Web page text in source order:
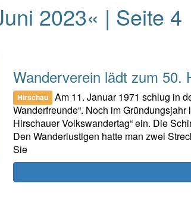
2023« | Seite 4
Wanderverein lädt zum 50.
Hirschau
Am 11. Januar 1971 schlug in
Wanderfreunde“. Noch im
Hirschauer Volkswandertag“ ein. Die
Den Wanderlustigen hatte man zwei
Sie